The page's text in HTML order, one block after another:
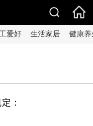
爱好 生活家居 健康养
：